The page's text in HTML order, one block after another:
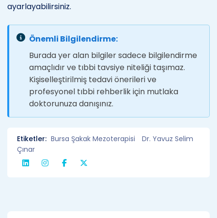
ayarlayabilirsiniz.
Önemli Bilgilendirme:
Burada yer alan bilgiler sadece bilgilendirme
amaçlıdır ve tıbbi tavsiye niteliği taşımaz.
Kişiselleştirilmiş tedavi önerileri ve
profesyonel tıbbi rehberlik için mutlaka
doktorunuza danışınız.
Etiketler: Bursa Şakak Mezoterapisi
Dr. Yavuz Selim
Çınar